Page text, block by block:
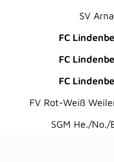
SV
FC
FC
FC
FV Rot-Weiß
SGM He./No./